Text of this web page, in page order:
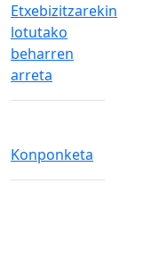
Etxebizitzarekin
lotutako
beharren
arreta
Konponketa